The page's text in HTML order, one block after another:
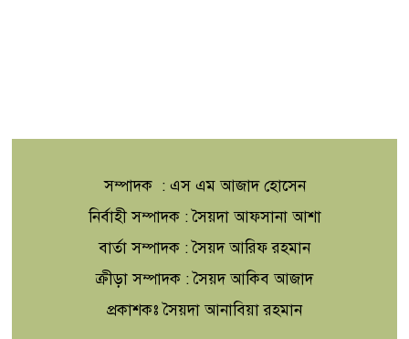
সম্পাদক : এস এম আজাদ হোসেন
নির্বাহী সম্পাদক : সৈয়দা আফসানা আশা
বার্তা সম্পাদক : সৈয়দ আরিফ রহমান
ক্রীড়া সম্পাদক : সৈয়দ আকিব আজাদ
প্রকাশকঃ সৈয়দা আনাবিয়া রহমান